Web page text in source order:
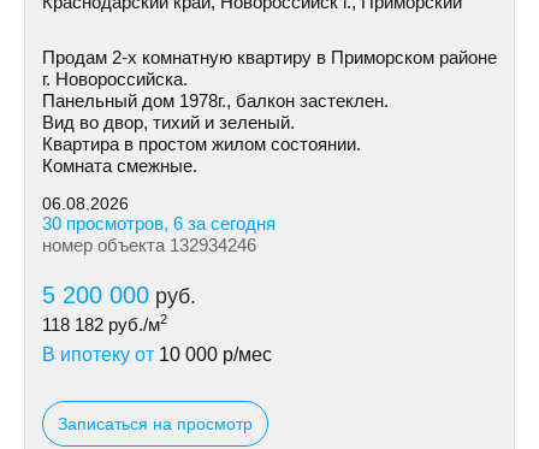
Продам 2-х комнатную квартиру в Приморском районе
г. Новороссийска.
Панельный дом 1978г., балкон застеклен.
Вид во двор, тихий и зеленый.
Квартира в простом жилом состоянии.
Комната смежные.
06.08.2026
30 просмотров, 6 за сегодня
номер объекта 132934246
5 200 000 руб.
118 182 руб./м2
В ипотеку от 10 000 р/мес
Записаться на просмотр